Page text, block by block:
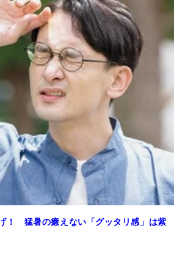
！ 猛暑の癒えない「グッタリ感」は紫